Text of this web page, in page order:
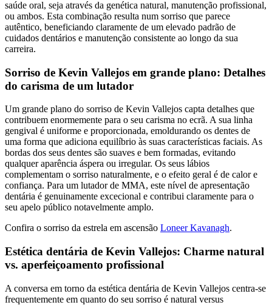
saúde oral, seja através da genética natural, manutenção profissional,
ou ambos. Esta combinação resulta num sorriso que parece
autêntico, beneficiando claramente de um elevado padrão de
cuidados dentários e manutenção consistente ao longo da sua
carreira.
Sorriso de Kevin Vallejos em grande plano: Detalhes
do carisma de um lutador
Um grande plano do sorriso de Kevin Vallejos capta detalhes que
contribuem enormemente para o seu carisma no ecrã. A sua linha
gengival é uniforme e proporcionada, emoldurando os dentes de
uma forma que adiciona equilíbrio às suas características faciais. As
bordas dos seus dentes são suaves e bem formadas, evitando
qualquer aparência áspera ou irregular. Os seus lábios
complementam o sorriso naturalmente, e o efeito geral é de calor e
confiança. Para um lutador de MMA, este nível de apresentação
dentária é genuinamente excecional e contribui claramente para o
seu apelo público notavelmente amplo.
Confira o sorriso da estrela em ascensão Loneer Kavanagh.
Estética dentária de Kevin Vallejos: Charme natural
vs. aperfeiçoamento profissional
A conversa em torno da estética dentária de Kevin Vallejos centra-se
frequentemente em quanto do seu sorriso é natural versus